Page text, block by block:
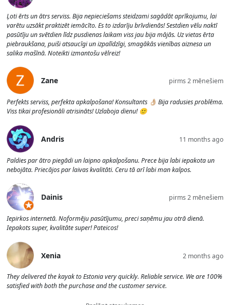
Ļoti ērts un ātrs serviss. Bija nepieciešams steidzami sagādāt aprīkojumu, lai
varētu uzsākt praktizēt iemācīto. Es to izdarīju brīvdienās! Sestdien vēlu naktī
pasūtīju un svētdien līdz pusdienas laikam viss jau bija mājās. Uz vietas ērta
piebraukšana, puiši atsaucīgi un izpalīdzīgi, smagākās vienības aiznesa un
salika mašīnā. Noteikti izmantošu vēlreiz!
Zane pirms 2 mēnešiem
Perfekts serviss, perfekta apkalpošana! Konsultants 👌🏼 Bija radusies problēma.
Viss tikai profesionāli atrisināts! Uzlaboja dienu! 🙂
Andris 11 months ago
Paldies par ātro piegādi un laipno apkalpošanu. Prece bija labi iepakota un
nebojāta. Priecājos par laivas kvalitāti. Ceru tā arī labi man kalpos.
Dainis pirms 2 mēnešiem
Iepirkos internetā. Noformēju pasūtījumu, preci saņēmu jau otrā dienā.
Iepakots super, kvalitāte super! Pateicos!
Xenia 2 months ago
They delivered the kayak to Estonia very quickly. Reliable service. We are 100%
satisfied with both the purchase and the customer service.